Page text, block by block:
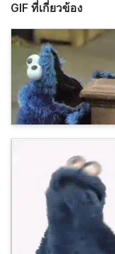
GIF ที่เกี่ยวข้อง